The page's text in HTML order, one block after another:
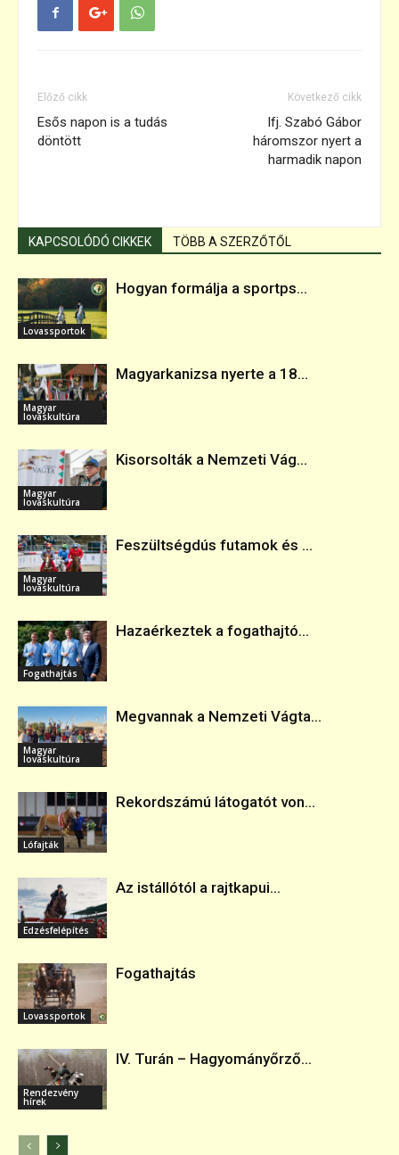
Előző cikk
Esős napon is a tudás
döntött
Következő cikk
Ifj. Szabó Gábor
háromszor nyert a
harmadik napon
KAPCSOLÓDÓ CIKKEK TÖBB A SZERZŐTŐL
Lovassportok
Hogyan formálja a sportps...
Magyar
lovaskultúra
Magyarkanizsa nyerte a 18...
Magyar
lovaskultúra
Kisorsolták a Nemzeti Vág...
Magyar
lovaskultúra
Feszültségdús futamok és ...
Fogathajtás
Hazaérkeztek a fogathajtó...
Magyar
lovaskultúra
Megvannak a Nemzeti Vágta...
Lófajták
Rekordszámú látogatót von...
Edzésfelépítés
Az istállótól a rajtkapui...
Lovassportok
Fogathajtás
Rendezvény
hírek
IV. Turán – Hagyományőrző...